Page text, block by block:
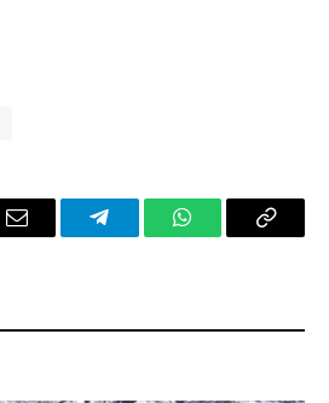
Email TelegramWhatsAppCopy